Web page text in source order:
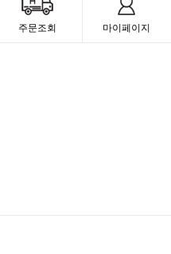
주문조회 마이페이지